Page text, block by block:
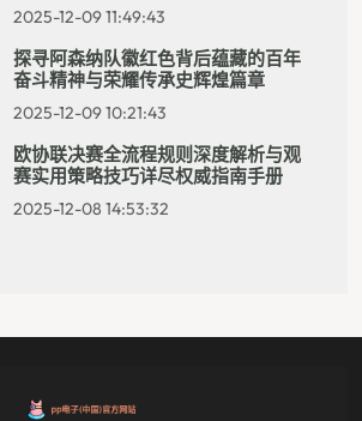
2025-12-09 11:49:43
探寻阿森纳队徽红色背后蕴藏的百年
奋斗精神与荣耀传承史辉煌篇章
2025-12-09 10:21:43
欧协联决赛全流程规则深度解析与观
赛实用策略技巧详尽权威指南手册
2025-12-08 14:53:32